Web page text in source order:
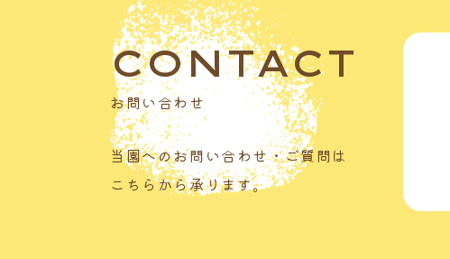
CONTACT
お問い合わせ
当園へのお問い合わせ・ご質問は
こちらから承ります。